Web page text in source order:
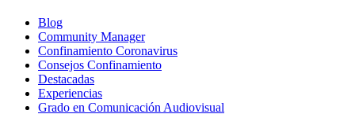
Blog
Community Manager
Confinamiento Coronavirus
Consejos Confinamiento
Destacadas
Experiencias
Grado en Comunicación Audiovisual